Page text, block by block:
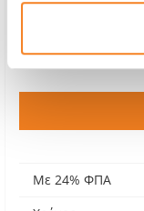
Με 24% ΦΠΑ